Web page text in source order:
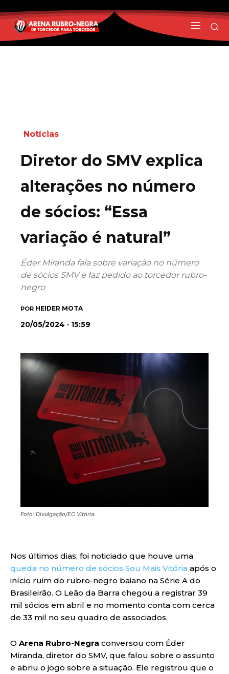
Notícias
Diretor do SMV explica
alterações no número
de sócios: “Essa
variação é natural”
Éder Miranda fala sobre variação no número
de sócios SMV e faz pedido ao torcedor rubro-
negro
POR HEIDER MOTA
20/05/2024 · 15:59
Foto: Divulgação/EC Vitória
Nos últimos dias, foi noticiado que houve uma
queda no número de sócios Sou Mais Vitória após o
início ruim do rubro-negro baiano na Série A do
Brasileirão. O Leão da Barra chegou a registrar 39
mil sócios em abril e no momento conta com cerca
de 33 mil no seu quadro de associados.
O Arena Rubro-Negra conversou com Éder
Miranda, diretor do SMV, que falou sobre o assunto
e abriu o jogo sobre a situação. Ele registrou que o